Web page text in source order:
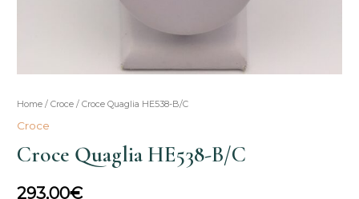
Home /Croce / Croce Quaglia HE538-B/C
Croce
Croce Quaglia HE538-B/C
293,00€